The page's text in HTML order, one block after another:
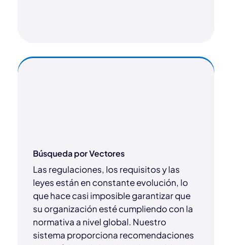
Búsqueda por Vectores
Las regulaciones, los requisitos y las
leyes están en constante evolución, lo
que hace casi imposible garantizar que
su organización esté cumpliendo con la
normativa a nivel global. Nuestro
sistema proporciona recomendaciones